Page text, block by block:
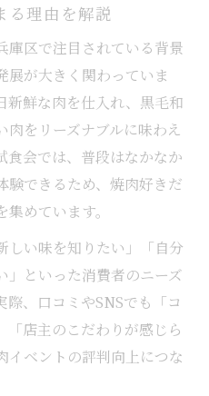
る理由を解説
庫区で注目されている背景
展が大きく関わっていま
新鮮な肉を仕入れ、黒毛和
をリーズナブルに味わえ
食会では、普段はなかなか
験できるため、焼肉好きだ
めています。
しい味を知りたい」「自分
」といった消費者のニーズ
、口コミやSNSでも「コ
「店主のこだわりが感じら
イベントの評判向上につな